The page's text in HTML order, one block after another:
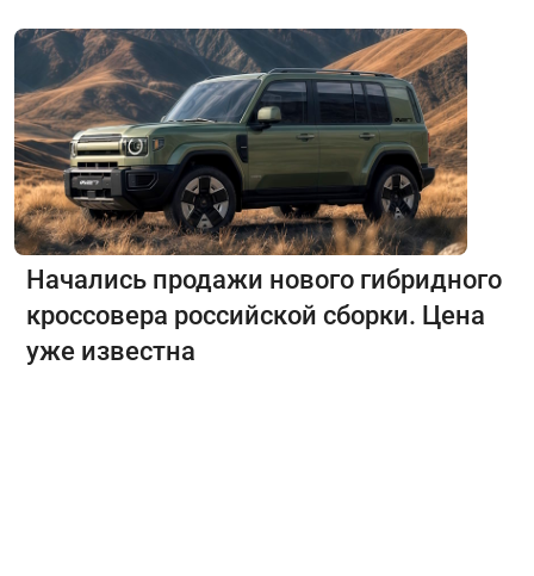
Начались продажи нового гибридного
кроссовера российской сборки. Цена
уже известна